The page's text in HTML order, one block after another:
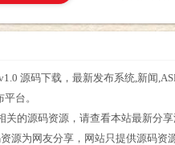
源码下载，最新发布系统,新闻
台。
的源码资源，请查看本站最新分享
源为网友分享，网站只提供源码资